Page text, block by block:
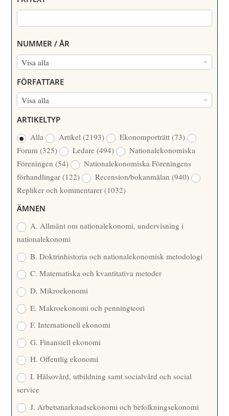
NUMMER / ÅR
Visa alla
N
M
M
/
Å
R
FÖRFATTARE
Visa alla
R
F
A
T
T
A
R
ARTIKELTYP
Alla
Artikel(2193) Ekonomporträtt(73)
Forum(325) Ledare(494)
Nationalekonomiska
Föreningen(54)
Nationalekonomiska Föreningens
förhandlingar(122) Recension/bokanmälan(940)
Repliker och kommentarer(1032)
ÄMNEN
A. Allmänt om nationalekonomi, undervisning i
nationalekonomi
B. Doktrinhistoria och nationalekonomisk metodologi
C. Matematiska och kvantitativa metoder
D. Mikroekonomi
E. Makroekonomi och penningteori
F. Internationell ekonomi
G. Finansiell ekonomi
H. Offentlig ekonomi
I. Hälsovård, utbildning samt socialvård och social
service
J. Arbetsmarknadsekonomi och befolkningsekonomi